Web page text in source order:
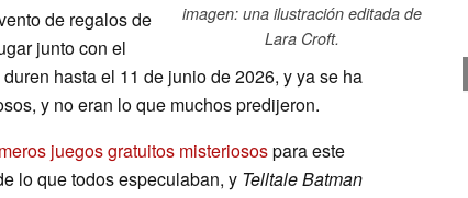
imagen: una ilustración editada de
Lara Croft.
de regalos de
junto con el
hasta el 11 de junio de 2026, y ya se ha
y no eran lo que muchos predijeron.
juegos gratuitos misteriosospara este
lo que todos especulaban, y Telltale Batman